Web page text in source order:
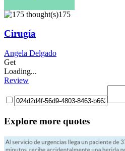
175
Cirugía
Angela Delgado
Get
Loading...
Review
Explore more quotes